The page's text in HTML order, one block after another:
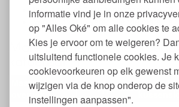
informatie vind je in onze
op "Alles Oké" om alle cookies te
Kies je ervoor om te weigeren?
uitsluitend functionele cookies. Je
cookievoorkeuren op elk gewenst
wijzigen via de knop onderop de
instellingen aanpassen".
Inclusief 1 of 2 kussenhoezen van 60
Verkrijgbaar in verschillende maten
Maten Yumeko bio
katoensatijn
Maat dekbed
overtrek
Type